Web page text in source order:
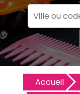
Accueil